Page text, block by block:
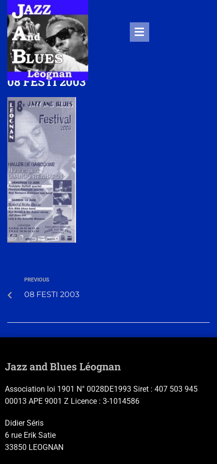
08 FESTI 2003
PREVIOUS
08 FESTI 2003
Jazz and Blues Léognan
Association loi 1901 N° 0028DE1993 Siret : 407 503 945
00013 APE 9001 Z Licence : 3-1014586
Didier Séris
6 rue Erik Satie
33850 LEOGNAN